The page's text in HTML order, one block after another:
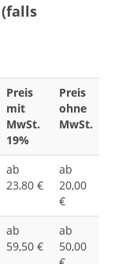
Preis
mit
MwSt.
19%
Preis
ohne
MwSt.
ab
23,80 €
ab
20,00
€
ab
59,50 €
ab
50,00